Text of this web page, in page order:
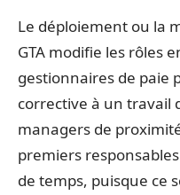
Le déploiement ou la
GTA modifie les rôles
gestionnaires de paie
corrective à un travail
managers de
premiers
de temps, puisque ce